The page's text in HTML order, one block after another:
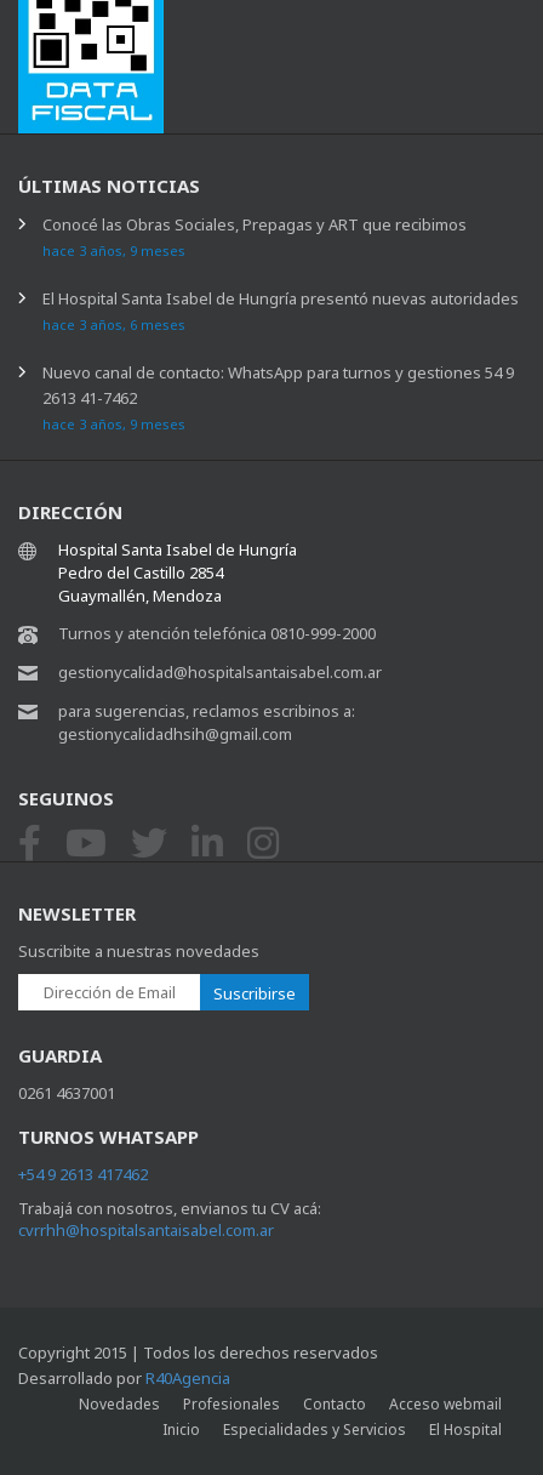
ÚLTIMAS NOTICIAS
Conocé las Obras Sociales, Prepagas y ART que recibimos
hace 3 años, 9 meses
El Hospital Santa Isabel de Hungría presentó nuevas autoridades
hace 3 años, 6 meses
Nuevo canal de contacto: WhatsApp para turnos y gestiones 54 9
2613 41-7462
hace 3 años, 9 meses
DIRECCIÓN
Hospital Santa Isabel de Hungría
Pedro del Castillo 2854
Guaymallén, Mendoza
Turnos y atención telefónica 0810-999-2000
gestionycalidad@hospitalsantaisabel.com.ar
para sugerencias, reclamos escribinos a:
gestionycalidadhsih@gmail.com
SEGUINOS
NEWSLETTER
Suscribite a nuestras novedades
Suscribirse
GUARDIA
0261 4637001
TURNOS WHATSAPP
+54 9 2613 417462
Trabajá con nosotros, envianos tu CV acá:
cvrrhh@hospitalsantaisabel.com.ar
Copyright 2015 | Todos los derechos reservados
Desarrollado porR40Agencia
Acceso webmail
Contacto
Profesionales
Novedades
El Hospital
Especialidades y Servicios
Inicio